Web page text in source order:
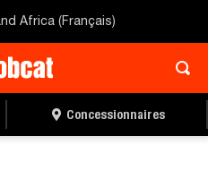
Africa (Français)
Concessionnaires
TROUVER UN